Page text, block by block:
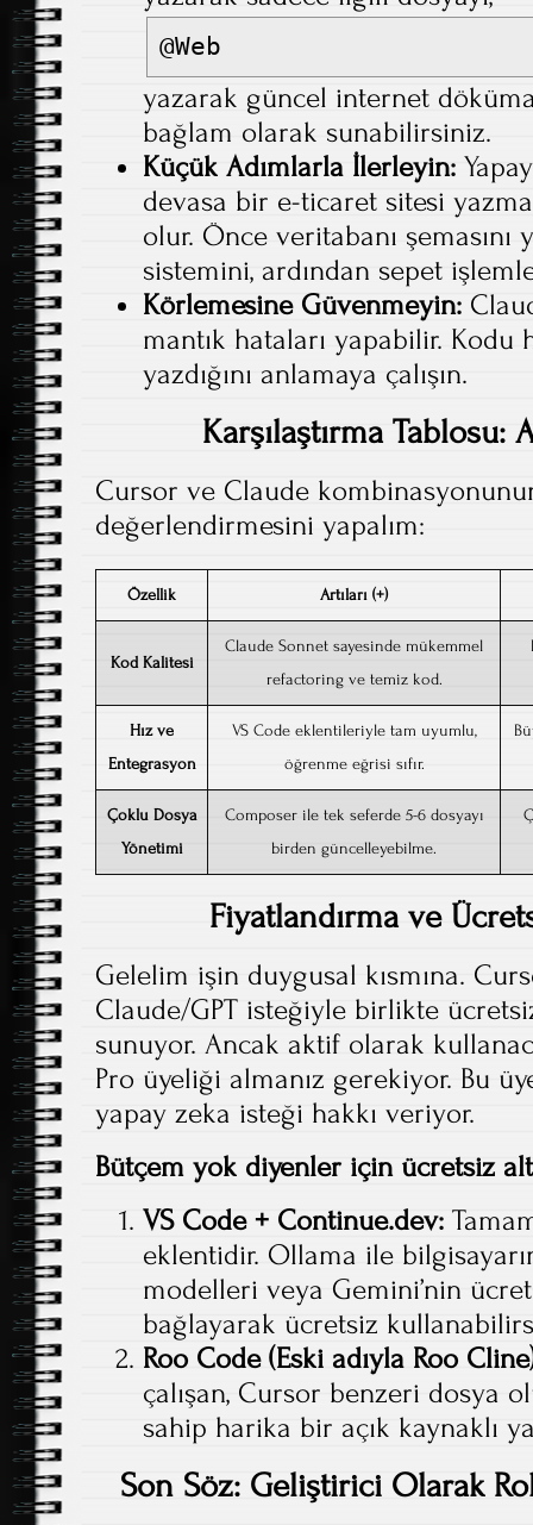
@Web
yazarak güncel internet
bağlam olarak sunabilirsiniz.
Küçük Adımlarla İlerleyin:
devasa bir e-ticaret sitesi
olur. Önce veritabanı şemasını
sistemini, ardından sepet
Körlemesine Güvenmeyin:
mantık hataları yapabilir.
yazdığını anlamaya çalışın.
Karşılaştırma Tablosu:
Cursor ve Claude
değerlendirmesini yapalım:
Özellik Artıları (+)
Kod Kalitesi
Claude Sonnet sayesinde mükemmel
refactoring ve temiz kod.
Hız ve
Entegrasyon
VS Code eklentileriyle tam uyumlu,
öğrenme eğrisi sıfır.
Çoklu Dosya
Yönetimi
Composer ile tek seferde 5-6 dosyayı
birden güncelleyebilme.
Fiyatlandırma ve
Gelelim işin duygusal kısmına.
Claude/GPT isteğiyle birlikte
sunuyor. Ancak aktif olarak
Pro üyeliği almanız gerekiyor. Bu
yapay zeka isteği hakkı veriyor.
Bütçem yok diyenler için ücretsiz
VS Code + Continue.dev:
eklentidir. Ollama ile
modelleri veya Gemini’nin
bağlayarak ücretsiz
Roo Code (Eski adıyla Roo
çalışan, Cursor benzeri dosya
sahip harika bir açık kaynaklı
Son Söz: Geliştirici Olarak